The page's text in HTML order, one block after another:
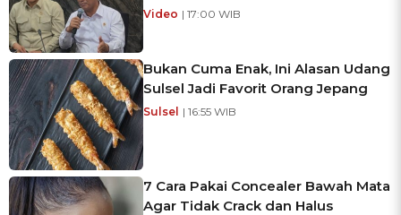
Video | 17:00 WIB
Bukan Cuma Enak, Ini Alasan Udang
Sulsel Jadi Favorit Orang Jepang
Sulsel | 16:55 WIB
7 Cara Pakai Concealer Bawah Mata
Agar Tidak Crack dan Halus